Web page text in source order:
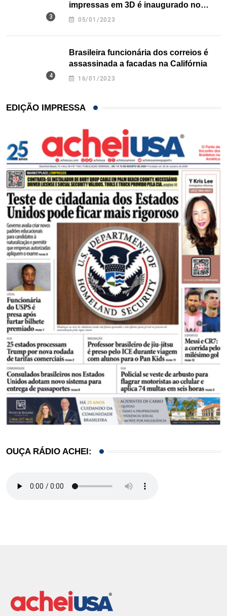
impressas em 3D é inaugurado no
Texas
05/01/2023
Brasileira funcionária dos correios é
assassinada a facadas na Califórnia
16/01/2023
EDIÇÃO IMPRESSA
OUÇA RÁDIO ACHEI: